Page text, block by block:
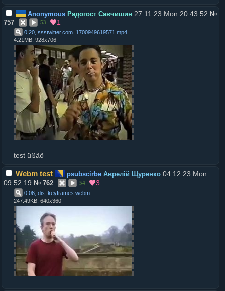
Anonymous Радогост Савчишин 27.11.23 Mon 20:43:52 №
757
53 1
0:20, ssstwitter.com_1700949619571 mp4
4.21MB, 928x706
test üßäö
Webm test psubscirbe Аврелій Щуренко 04.12.23 Mon
09:52:19 № 762 54 3
0:06, dis_keyframes webm
247.49KB, 640x360